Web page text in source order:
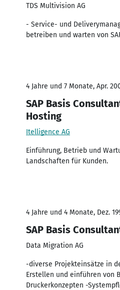
TDS Multivision AG
- Service- und
betreiben und warten von
4 Jahre und 7 Monate, Apr.
SAP Basis
Hosting
Itelligence AG
Einführung, Betrieb und
Landschaften für Kunden.
4 Jahre und 4 Monate, Dez.
SAP Basis
Data Migration AG
-diverse Projekteinsätze in
Erstellen und einführen von
Druckerkonzepten -